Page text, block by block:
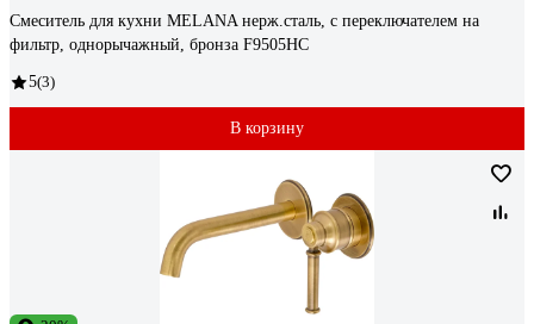
Смеситель для кухни MELANA нерж.сталь, с переключателем на
фильтр, однорычажный, бронза F9505HC
5(3)
В корзину